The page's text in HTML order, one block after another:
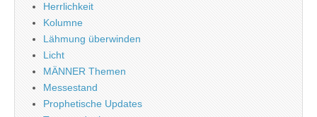
Herrlichkeit
Kolumne
Lähmung überwinden
Licht
MÄNNER Themen
Messestand
Prophetische Updates